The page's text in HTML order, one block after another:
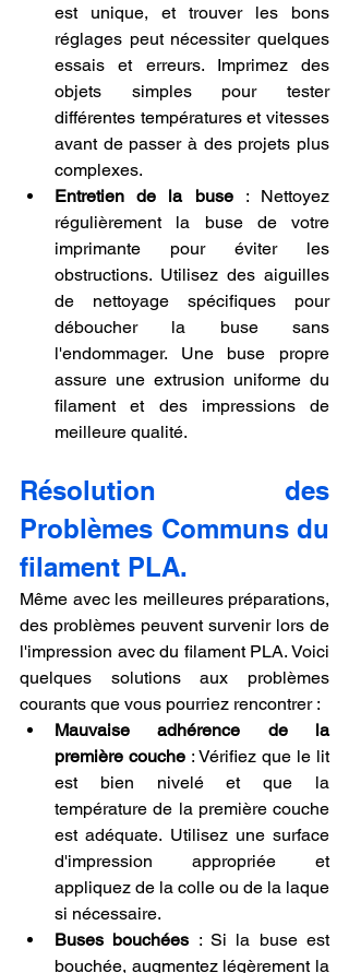
est unique, et trouver les bons
réglages peut nécessiter quelques
essais et erreurs. Imprimez des
objets simples pour tester
différentes températures et vitesses
avant de passer à des projets plus
complexes.
Entretien de la buse : Nettoyez
régulièrement la buse de votre
imprimante pour éviter les
obstructions. Utilisez des aiguilles
de nettoyage spécifiques pour
déboucher la buse sans
l'endommager. Une buse propre
assure une extrusion uniforme du
filament et des impressions de
meilleure qualité.
Résolution des
Problèmes Communs du
filament PLA.
Même avec les meilleures préparations,
des problèmes peuvent survenir lors de
l'impression avec du filament PLA. Voici
quelques solutions aux problèmes
courants que vous pourriez rencontrer :
Mauvaise adhérence de la
première couche : Vérifiez que le lit
est bien nivelé et que la
température de la première couche
est adéquate. Utilisez une surface
d'impression appropriée et
appliquez de la colle ou de la laque
si nécessaire.
Buses bouchées : Si la buse est
bouchée, augmentez légèrement la